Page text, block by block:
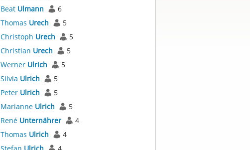
Beat Ulmann
6
Thomas Urech
5
Christoph Urech
5
Christian Urech
5
Werner Ulrich
5
Silvia Ulrich
5
Peter Ulrich
5
Marianne Ulrich
5
René Unternährer
4
Thomas Ulrich
4